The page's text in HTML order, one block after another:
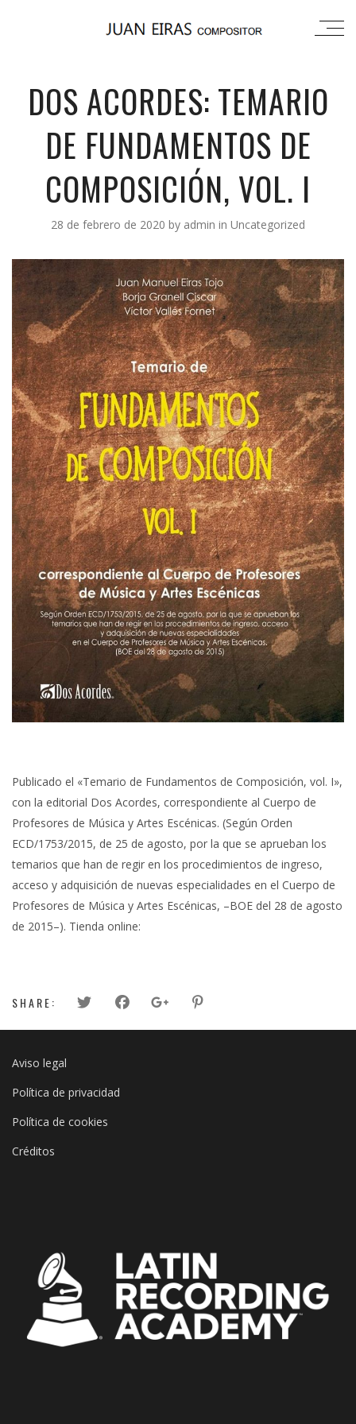
DOS ACORDES: TEMARIO
DE FUNDAMENTOS DE
COMPOSICIÓN, VOL. I
28 de febrero de 2020 by admin in Uncategorized
Publicado el «Temario de Fundamentos de Composición, vol. I»,
con la editorial Dos Acordes, correspondiente al Cuerpo de
Profesores de Música y Artes Escénicas. (Según Orden
ECD/1753/2015, de 25 de agosto, por la que se aprueban los
temarios que han de regir en los procedimientos de ingreso,
acceso y adquisición de nuevas especialidades en el Cuerpo de
Profesores de Música y Artes Escénicas, –BOE del 28 de agosto
de 2015–). Tienda online:
SHARE:
Aviso legal
Política de privacidad
Política de cookies
Créditos